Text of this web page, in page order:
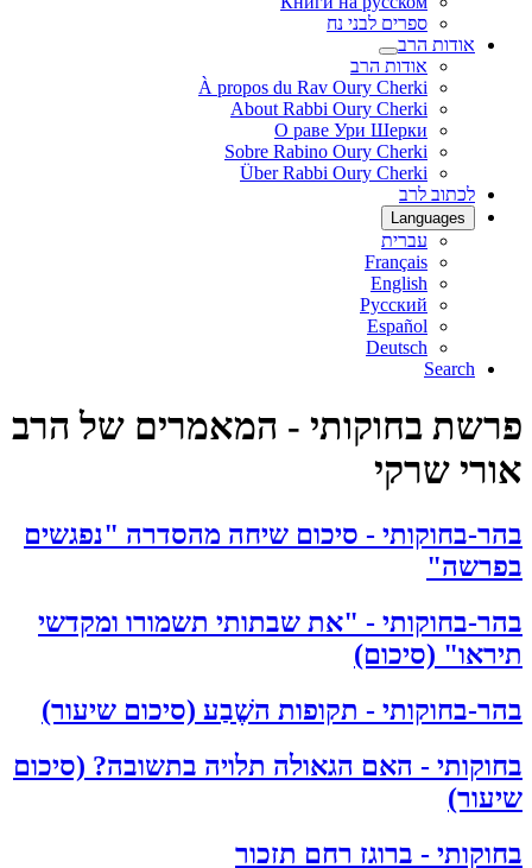
ספרים לבני נח
אודות הרב
אודות הרב
À propos du Rav Oury Cherki
About Rabbi Oury Cherki
О раве Ури Шерки
Sobre Rabino Oury Cherki
Über Rabbi Oury Cherki
לכתוב לרב
Languages
עברית
Français
English
Русский
Español
Deutsch
Search
פרשת בחוקותי - המאמרים של הרב
אורי שרקי
בהר-בחוקותי - סיכום שיחה מהסדרה "נפגשים
בפרשה"
בהר-בחוקותי - "את שבתותי תשמורו ומקדשי
תיראו" (סיכום)
בהר-בחוקותי - תקופות השֶׁבַע (סיכום שיעור)
בחוקותי - האם הגאולה תלויה בתשובה? (סיכום
שיעור)
בחוקותי - ברוגז רחם תזכור